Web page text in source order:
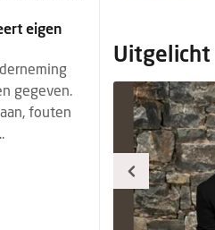
eigen
gegeven.
fouten
Uitgelicht